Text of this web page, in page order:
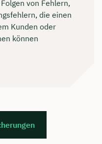
von Fehlern,
die einen
Kunden oder
können